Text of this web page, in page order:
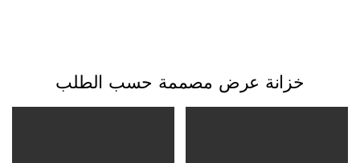
خزانة عرض مصممة حسب الطلب